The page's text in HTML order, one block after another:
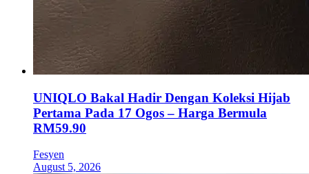
UNIQLO Bakal Hadir Dengan Koleksi Hijab
Pertama Pada 17 Ogos – Harga Bermula
RM59.90
Fesyen
August 5, 2026